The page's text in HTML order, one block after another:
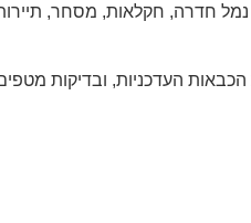
חדרה), נמל חדרה, חקלאות, מסחר,
העדכניות, ובדיקות